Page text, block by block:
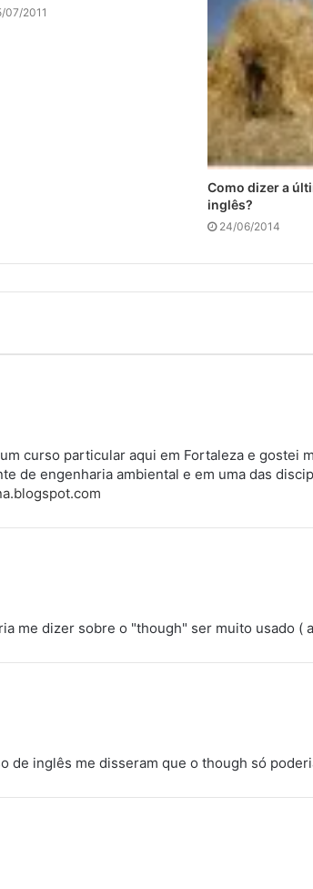
07/2011
Como dizer a
inglês?
24/06/2014
curso particular aqui em Fortaleza e gostei
de engenharia ambiental e em uma das
me dizer sobre o "though" ser muito usado (
de inglês me disseram que o though só